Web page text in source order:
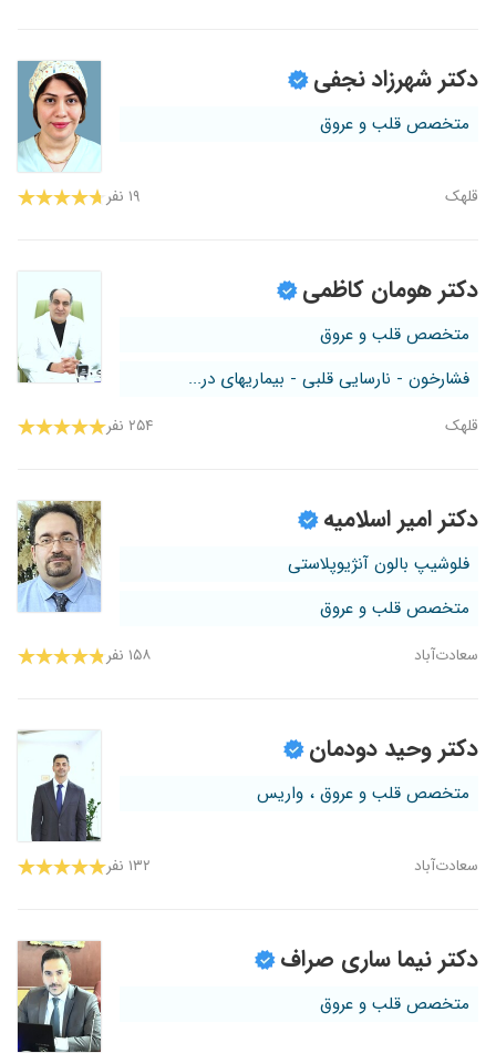
دکتر شهرزاد نجفی
متخصص قلب و عروق
قلهک ۱۹ نفر
دکتر هومان کاظمی
متخصص قلب و عروق
فشارخون - نارسایی قلبی - بیماریهای در...
قلهک ۲۵۴ نفر
دکتر امیر اسلامیه
فلوشیپ بالون آنژیوپلاستی
متخصص قلب و عروق
سعادت‌آباد ۱۵۸ نفر
دکتر وحید دودمان
متخصص قلب و عروق ، واریس
سعادت‌آباد ۱۳۲ نفر
دکتر نیما ساری صراف
متخصص قلب و عروق